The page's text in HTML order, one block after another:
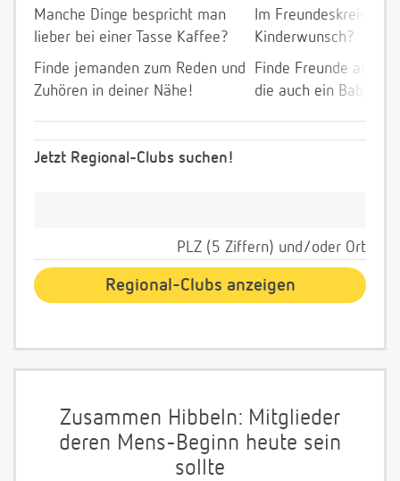
Manche Dinge bespricht man
lieber bei einer Tasse Kaffee?
Finde jemanden zum Reden und
Zuhören in deiner Nähe!
Im Freundeskreis
Kinderwunsch?
Finde Freunde aus
die auch ein Baby
Jetzt Regional-Clubs suchen!
PLZ (5 Ziffern) und/oder Ort
Zusammen Hibbeln: Mitglieder
deren Mens-Beginn heute sein
sollte